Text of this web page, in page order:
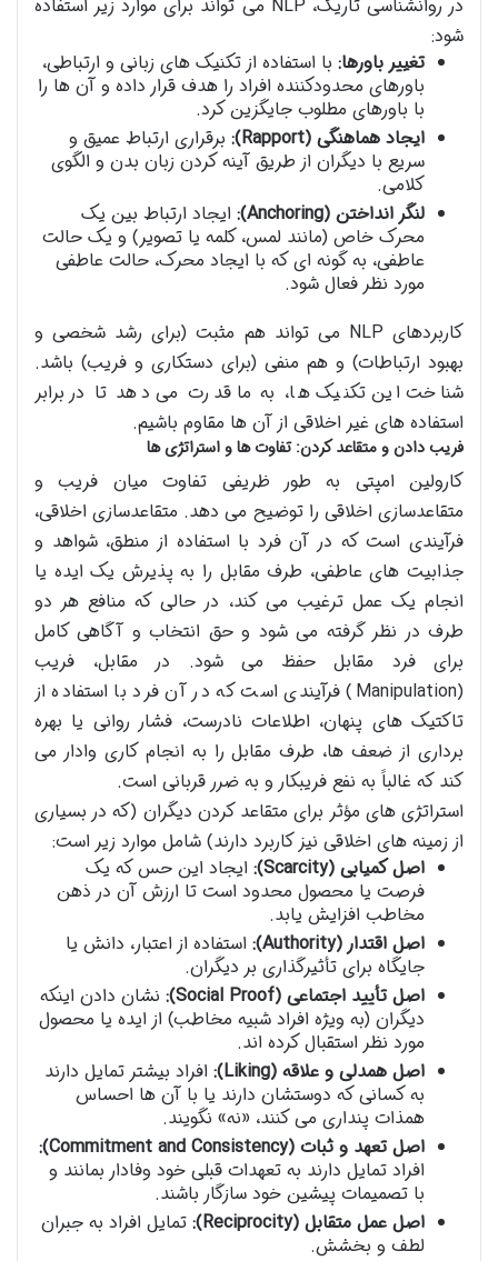
در روانشناسی تاریک، NLP می تواند برای موارد زیر استفاده
شود:
تغییر باورها: با استفاده از تکنیک های زبانی و ارتباطی،
باورهای محدودکننده افراد را هدف قرار داده و آن ها را
با باورهای مطلوب جایگزین کرد.
ایجاد هماهنگی (Rapport):
برقراری ارتباط عمیق و
سریع با دیگران از طریق آینه کردن زبان بدن و الگوی
کلامی.
لنگر انداختن (Anchoring):
ایجاد ارتباط بین یک
محرک خاص (مانند لمس، کلمه یا تصویر) و یک حالت
عاطفی، به گونه ای که با ایجاد محرک، حالت عاطفی
مورد نظر فعال شود.
کاربردهای NLP می تواند هم مثبت (برای رشد شخصی و
بهبود ارتباطات) و هم منفی (برای دستکاری و فریب) باشد.
شناخت این تکنیک ها، به ما قدرت می دهد تا در برابر
استفاده های غیر اخلاقی از آن ها مقاوم باشیم.
فریب دادن و متقاعد کردن: تفاوت ها و استراتژی ها
کارولین امپتی به طور ظریفی تفاوت میان فریب و
متقاعدسازی اخلاقی را توضیح می دهد. متقاعدسازی اخلاقی،
فرآیندی است که در آن فرد با استفاده از منطق، شواهد و
جذابیت های عاطفی، طرف مقابل را به پذیرش یک ایده یا
انجام یک عمل ترغیب می کند، در حالی که منافع هر دو
طرف در نظر گرفته می شود و حق انتخاب و آگاهی کامل
برای فرد مقابل حفظ می شود. در مقابل، فریب
(Manipulation) فرآیندی است که در آن فرد با استفاده از
تاکتیک های پنهان، اطلاعات نادرست، فشار روانی یا بهره
برداری از ضعف ها، طرف مقابل را به انجام کاری وادار می
کند که غالباً به نفع فریبکار و به ضرر قربانی است.
استراتژی های مؤثر برای متقاعد کردن دیگران (که در بسیاری
از زمینه های اخلاقی نیز کاربرد دارند) شامل موارد زیر است:
اصل کمیابی (Scarcity):
ایجاد این حس که یک
فرصت یا محصول محدود است تا ارزش آن در ذهن
مخاطب افزایش یابد.
اصل اقتدار (Authority):
استفاده از اعتبار، دانش یا
جایگاه برای تأثیرگذاری بر دیگران.
اصل تأیید اجتماعی (Social Proof):
نشان دادن اینکه
دیگران (به ویژه افراد شبیه مخاطب) از ایده یا محصول
مورد نظر استقبال کرده اند.
اصل همدلی و علاقه (Liking):
افراد بیشتر تمایل دارند
به کسانی که دوستشان دارند یا با آن ها احساس
همذات پنداری می کنند، «نه» نگویند.
اصل تعهد و ثبات (Commitment and Consistency):
افراد تمایل دارند به تعهدات قبلی خود وفادار بمانند و
با تصمیمات پیشین خود سازگار باشند.
اصل عمل متقابل (Reciprocity):
تمایل افراد به جبران
لطف و بخشش.